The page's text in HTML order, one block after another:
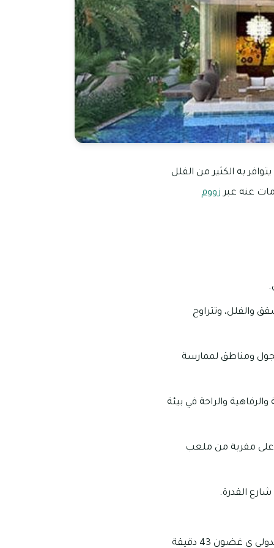
يتوافر به الكثير من الفلل
عنه عبر زووم
الشقق والفلل، وتتراوح
ومناطق لممارسة
والرفاهية والراحة في بيئة
المجمع على مقربة من ملعب
يسهل الوصول إلى الخليج التجاري في خلال 40 دقيقة، كما يسهل الوصول إلى مطار دبي الدولي ى غضون 43 دقيقة